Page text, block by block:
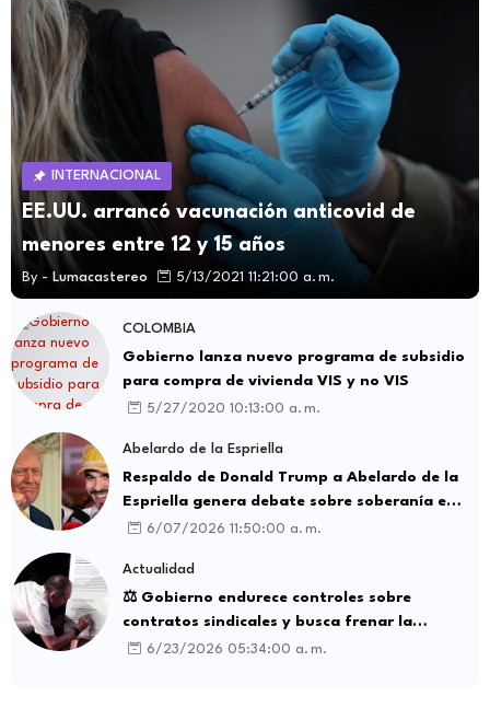
INTERNACIONAL
EE.UU. arrancó vacunación anticovid de
menores entre 12 y 15 años
By - Lumacastereo 5/13/2021 11:21:00 a. m.
COLOMBIA
Gobierno lanza nuevo programa de subsidio
para compra de vivienda VIS y no VIS
5/27/2020 10:13:00 a. m.
Abelardo de la Espriella
Respaldo de Donald Trump a Abelardo de la
Espriella genera debate sobre soberanía e
influencia internacional
6/07/2026 11:50:00 a. m.
Actualidad
⚖️ Gobierno endurece controles sobre
contratos sindicales y busca frenar la
intermediación laboral ilegal
6/23/2026 05:34:00 a. m.